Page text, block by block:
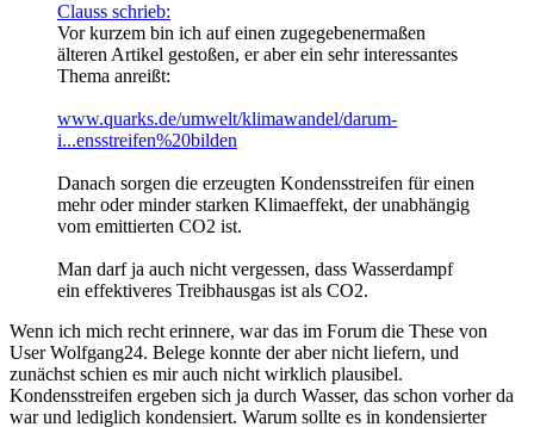
Clauss schrieb:
Vor kurzem bin ich auf einen zugegebenermaßen
älteren Artikel gestoßen, er aber ein sehr interessantes
Thema anreißt:
www.quarks.de/umwelt/klimawandel/darum-
i...ensstreifen%20bilden
Danach sorgen die erzeugten Kondensstreifen für einen
mehr oder minder starken Klimaeffekt, der unabhängig
vom emittierten CO2 ist.
Man darf ja auch nicht vergessen, dass Wasserdampf
ein effektiveres Treibhausgas ist als CO2.
Wenn ich mich recht erinnere, war das im Forum die These von
User Wolfgang24. Belege konnte der aber nicht liefern, und
zunächst schien es mir auch nicht wirklich plausibel.
Kondensstreifen ergeben sich ja durch Wasser, das schon vorher da
war und lediglich kondensiert. Warum sollte es in kondensierter